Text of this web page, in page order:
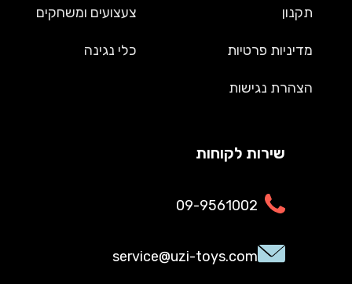
תקנון
מדיניות פרטיות
הצהרת נגישות
צעצועים ומשחקים
כלי נגינה
שירות לקוחות
09-9561002
service@uzi-toys.com